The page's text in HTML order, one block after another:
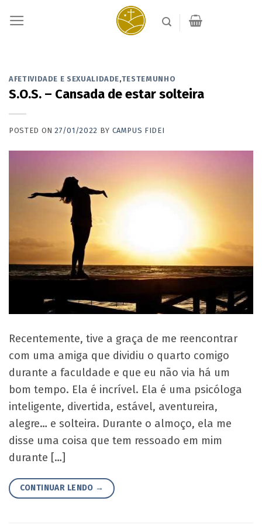
AFETIVIDADE E SEXUALIDADE,TESTEMUNHO
S.O.S. – Cansada de estar solteira
POSTED ON27/01/2022 BY CAMPUS FIDEI
Recentemente, tive a graça de me reencontrar
com uma amiga que dividiu o quarto comigo
durante a faculdade e que eu não via há um
bom tempo. Ela é incrível. Ela é uma psicóloga
inteligente, divertida, estável, aventureira,
alegre… e solteira. Durante o almoço, ela me
disse uma coisa que tem ressoado em mim
durante […]
CONTINUAR LENDO →